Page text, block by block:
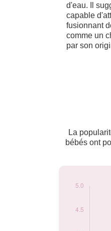
d'eau. Il
capable
fusionnant
comme un
par son
La
bébés ont
prénom
1980
3
1988
3
2007
3